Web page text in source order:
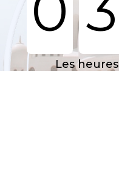
Les heures